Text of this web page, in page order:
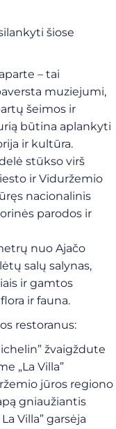
šiose
– tai
muziejumi,
šeimos ir
būtina aplankyti
ir kultūra.
stūkso virš
ir Viduržemio
nacionalinis
parodos ir
nuo Ajačo
salų salynas,
ir gamtos
ir fauna.
restoranus:
žvaigždute
„La Villa”
jūros regiono
gniaužiantis
Villa” garsėja